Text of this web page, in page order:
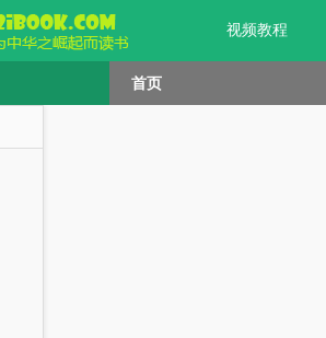
视频教程
首页